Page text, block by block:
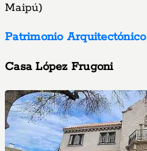
Maipú)
Patrimonio Arquitectónico
Casa López Frugoni